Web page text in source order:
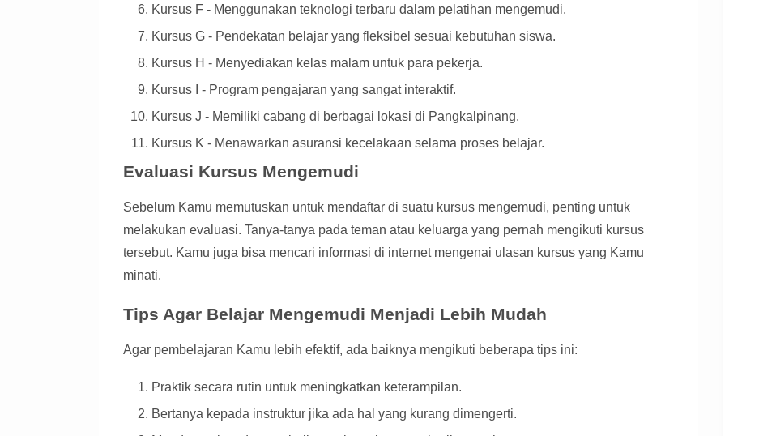
Kursus F - Menggunakan teknologi terbaru dalam pelatihan mengemudi.
Kursus G - Pendekatan belajar yang fleksibel sesuai kebutuhan siswa.
Kursus H - Menyediakan kelas malam untuk para pekerja.
Kursus I - Program pengajaran yang sangat interaktif.
Kursus J - Memiliki cabang di berbagai lokasi di Pangkalpinang.
Kursus K - Menawarkan asuransi kecelakaan selama proses belajar.
Evaluasi Kursus Mengemudi
Sebelum Kamu memutuskan untuk mendaftar di suatu kursus mengemudi, penting untuk
melakukan evaluasi. Tanya-tanya pada teman atau keluarga yang pernah mengikuti kursus
tersebut. Kamu juga bisa mencari informasi di internet mengenai ulasan kursus yang Kamu
minati.
Tips Agar Belajar Mengemudi Menjadi Lebih Mudah
Agar pembelajaran Kamu lebih efektif, ada baiknya mengikuti beberapa tips ini:
Praktik secara rutin untuk meningkatkan keterampilan.
Bertanya kepada instruktur jika ada hal yang kurang dimengerti.